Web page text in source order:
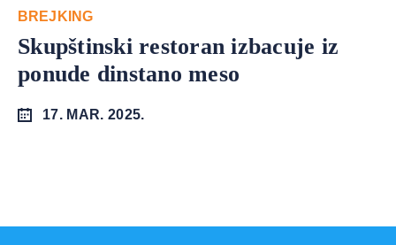
BREJKING
Skupštinski restoran izbacuje iz
ponude dinstano meso
17. MAR. 2025.